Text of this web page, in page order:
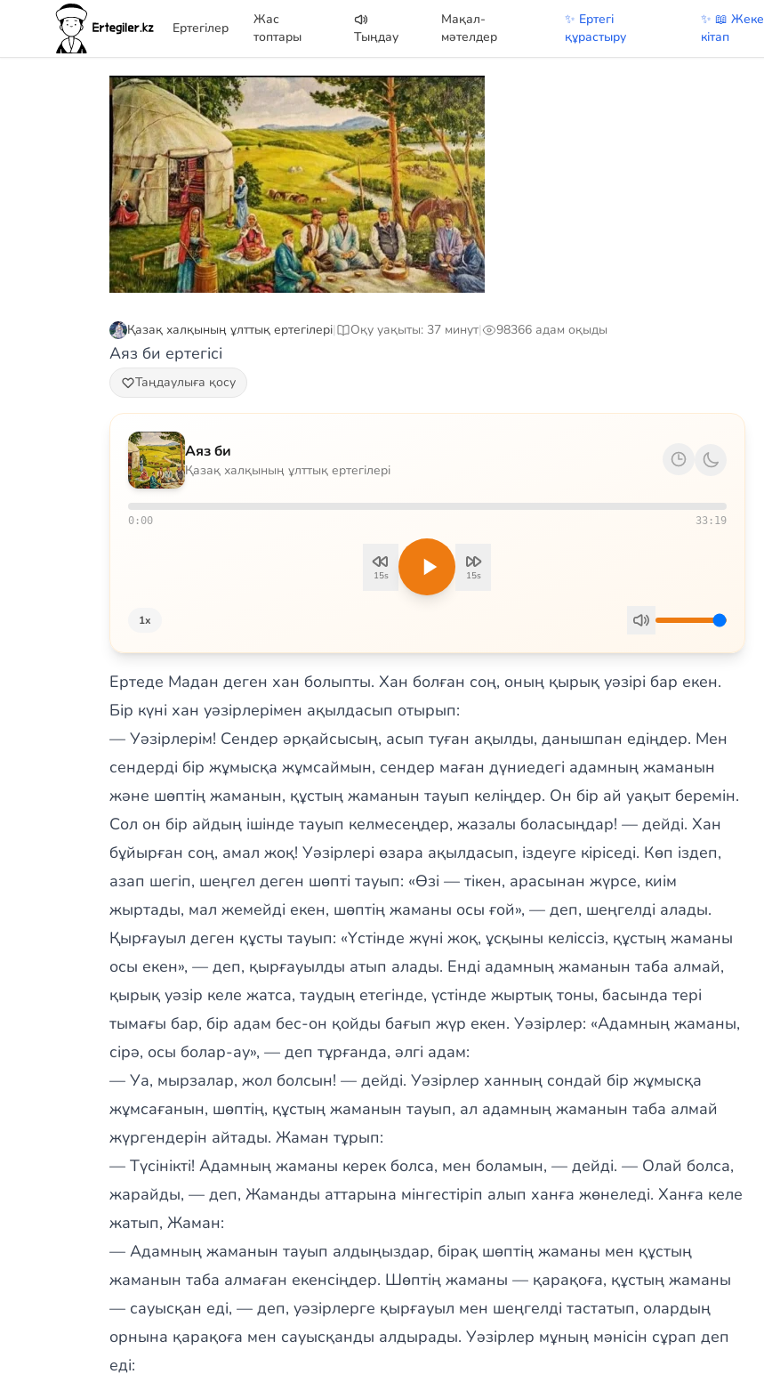
Ертегілер
Жас
топтары
Тыңдау
Мақал-
мәтелдер
✨ Ертегі
құрастыру
✨ 📖 Жеке
кітап
Қазақ халқының ұлттық ертегілері| Оқу уақыты: 37 минут| 98366 адам оқыды
Аяз би ертегісі
Таңдаулыға қосу
Аяз би
Қазақ халқының ұлттық ертегілері
0:00 33:19
15s 15s
1x
Ертеде Мадан деген хан болыпты. Хан болған соң, оның қырық уәзірі бар екен.
Бір күні хан уәзірлерімен ақылдасып отырып:
— Уәзірлерім! Сендер әрқайсысың, асып туған ақылды, данышпан едіңдер. Мен
сендерді бір жұмысқа жұмсаймын, сендер маған дүниедегі адамның жаманын
және шөптің жаманын, құстың жаманын тауып келіңдер. Он бір ай уақыт беремін.
Сол он бір айдың ішінде тауып келмесеңдер, жазалы боласыңдар! — дейді. Хан
бұйырған соң, амал жоқ! Уәзірлері өзара ақылдасып, іздеуге кіріседі. Көп іздеп,
азап шегіп, шеңгел деген шөпті тауып: «Өзі — тікен, арасынан жүрсе, киім
жыртады, мал жемейді екен, шөптің жаманы осы ғой», — деп, шеңгелді алады.
Қырғауыл деген құсты тауып: «Үстінде жүні жоқ, ұсқыны келіссіз, құстың жаманы
осы екен», — деп, қырғауылды атып алады. Енді адамның жаманын таба алмай,
қырық уәзір келе жатса, таудың етегінде, үстінде жыртық тоны, басында тері
тымағы бар, бір адам бес-он қойды бағып жүр екен. Уәзірлер: «Адамның жаманы,
сірә, осы болар-ау», — деп тұрғанда, әлгі адам:
— Уа, мырзалар, жол болсын! — дейді. Уәзірлер ханның сондай бір жұмысқа
жұмсағанын, шөптің, құстың жаманын тауып, ал адамның жаманын таба алмай
жүргендерін айтады. Жаман тұрып:
— Түсінікті! Адамның жаманы керек болса, мен боламын, — дейді. — Олай болса,
жарайды, — деп, Жаманды аттарына мінгестіріп алып ханға жөнеледі. Ханға келе
жатып, Жаман:
— Адамның жаманын тауып алдыңыздар, бірақ шөптің жаманы мен құстың
жаманын таба алмаған екенсіңдер. Шөптің жаманы — қарақоға, құстың жаманы
— сауысқан еді, — деп, уәзірлерге қырғауыл мен шеңгелді тастатып, олардың
орнына қарақоға мен сауысқанды алдырады. Уәзірлер мұның мәнісін сұрап деп
еді: